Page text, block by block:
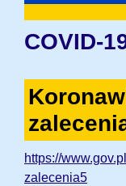
COVID-
https://
zalecenia5